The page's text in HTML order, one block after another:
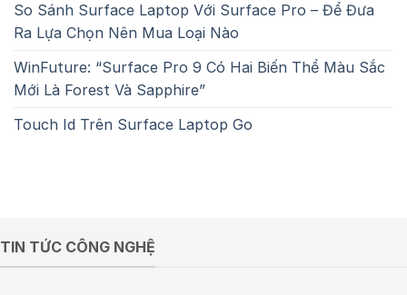
So Sánh Surface Laptop Với Surface Pro – Để Đưa
Ra Lựa Chọn Nên Mua Loại Nào
WinFuture: “Surface Pro 9 Có Hai Biến Thể Màu Sắc
Mới Là Forest Và Sapphire”
Touch Id Trên Surface Laptop Go
TIN TỨC CÔNG NGHỆ